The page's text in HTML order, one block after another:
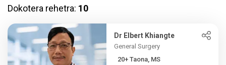
Dokotera rehetra: 10
Dr Elbert Khiangte
General Surgery
20+ Taona, MS